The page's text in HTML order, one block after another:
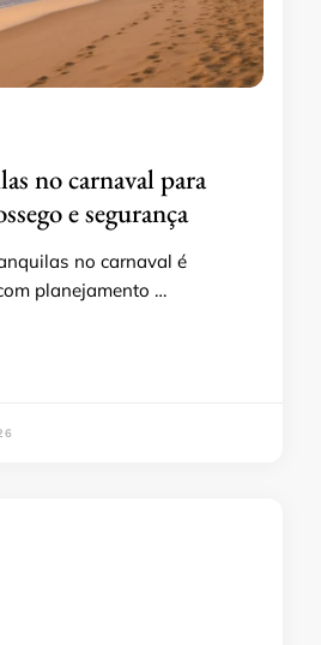
no carnaval para
e segurança
no carnaval é
planejamento …